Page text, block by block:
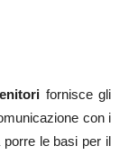
fornisce gli
con i
porre le basi per il